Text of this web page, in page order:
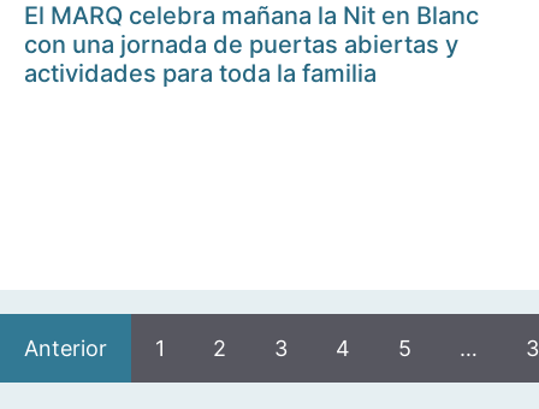
El MARQ celebra mañana la Nit en Blanc
con una jornada de puertas abiertas y
actividades para toda la familia
Anterior 1 2 3 4 5 …